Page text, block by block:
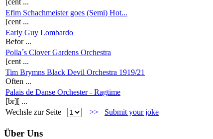
[cent ...
Efim Schachmeister goes (Semi) Hot...
[cent ...
Early Guy Lombardo
Befor ...
Polla´s Clover Gardens Orchestra
[cent ...
Tim Brymns Black Devil Orchestra 1919/21
Often ...
Palais de Danse Orchester - Ragtime
[br][ ...
Wechsle zur Seite
>> Submit your joke
Über Uns